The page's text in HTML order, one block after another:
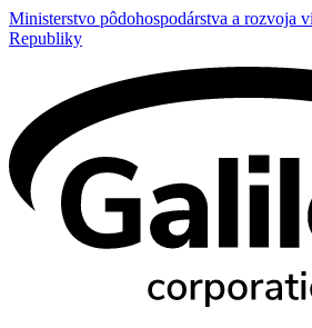
Ministerstvo pôdohospodárstva a rozvoja
Republiky